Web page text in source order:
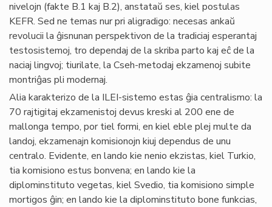
nivelojn (fakte B.1 kaj B.2), anstataŭ ses, kiel postulas
KEFR. Sed ne temas nur pri aligradigo: necesas ankaŭ
revolucii la ĝisnunan perspektivon de la tradiciaj esperantaj
testosistemoj, tro dependaj de la skriba parto kaj eĉ de la
naciaj lingvoj; tiurilate, la Cseh-metodaj ekzamenoj subite
montriĝas pli modernaj.
Alia karakterizo de la ILEI-sistemo estas ĝia centralismo: la
70 rajtigitaj ekzamenistoj devus kreski al 200 ene de
mallonga tempo, por tiel formi, en kiel eble plej multe da
landoj, ekzamenajn komisionojn kiuj dependus de unu
centralo. Evidente, en lando kie nenio ekzistas, kiel Turkio,
tia komisiono estus bonvena; en lando kie la
diplominstituto vegetas, kiel Svedio, tia komisiono simple
mortigos ĝin; en lando kie la diplominstituto bone funkcias,